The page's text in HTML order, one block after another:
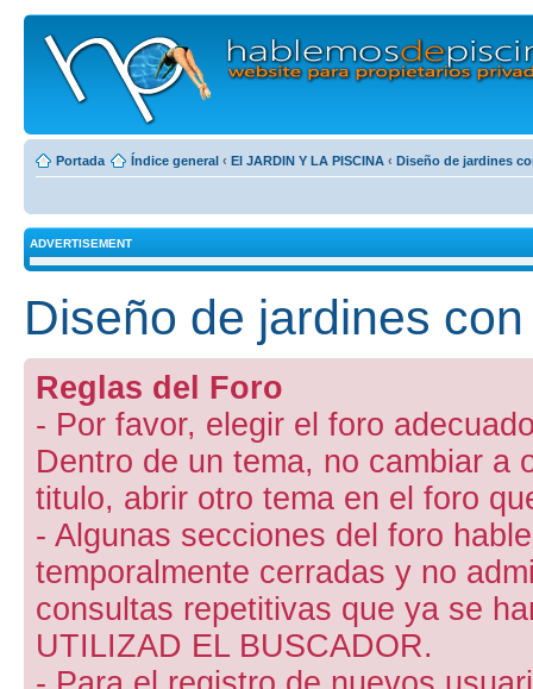
Portada Índice general ‹ El JARDIN Y LA PISCINA ‹ Diseño de jardines
ADVERTISEMENT
Diseño de jardines
Reglas del Foro
- Por favor, elegir el foro
Dentro de un tema, no cambiar a
titulo, abrir otro tema en el foro
- Algunas secciones del foro
temporalmente cerradas y no
consultas repetitivas que ya se
UTILIZAD EL BUSCADOR.